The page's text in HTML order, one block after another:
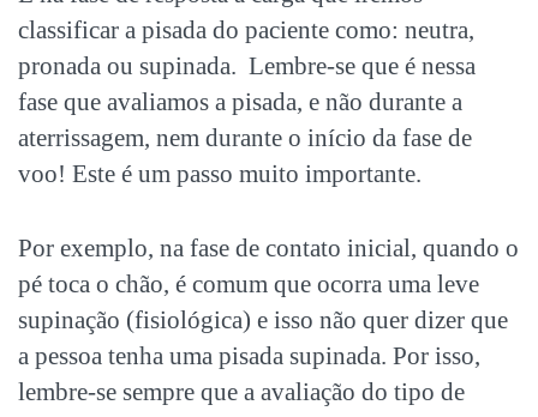
classificar a pisada do paciente como: neutra,
pronada ou supinada. Lembre-se que é nessa
fase que avaliamos a pisada, e não durante a
aterrissagem, nem durante o início da fase de
voo! Este é um passo muito importante.
Por exemplo, na fase de contato inicial, quando o
pé toca o chão, é comum que ocorra uma leve
supinação (fisiológica) e isso não quer dizer que
a pessoa tenha uma pisada supinada. Por isso,
lembre-se sempre que a avaliação do tipo de